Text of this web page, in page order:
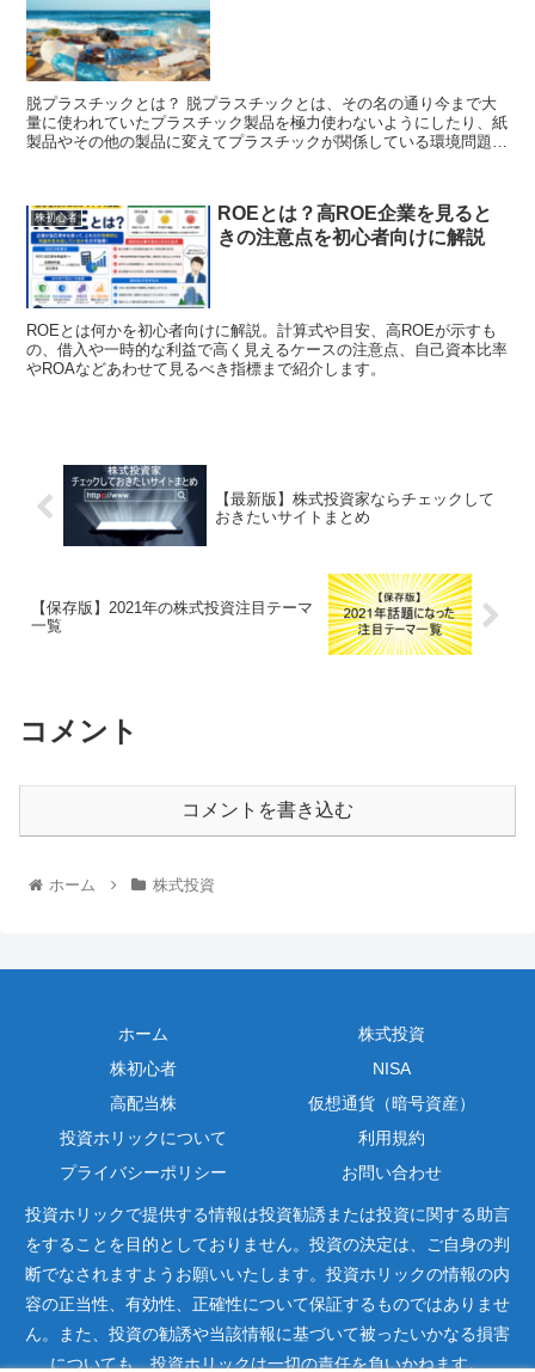
脱プラスチックとは？ 脱プラスチックとは、その名の通り今まで大
量に使われていたプラスチック製品を極力使わないようにしたり、紙
製品やその他の製品に変えてプラスチックが関係している環境問題な
株初心者
ROEとは？高ROE企業を見ると
きの注意点を初心者向けに解説
ROEとは何かを初心者向けに解説。計算式や目安、高ROEが示すも
の、借入や一時的な利益で高く見えるケースの注意点、自己資本比率
やROAなどあわせて見るべき指標まで紹介します。
【最新版】株式投資家ならチェックして
おきたいサイトまとめ
【保存版】2021年の株式投資注目テーマ
一覧
コメント
コメントを書き込む
ホーム 株式投資
ホーム
株式投資
株初心者
NISA
高配当株
仮想通貨（暗号資産）
投資ホリックについて
利用規約
プライバシーポリシー
お問い合わせ
投資ホリックで提供する情報は投資勧誘または投資に関する助言
をすることを目的としておりません。投資の決定は、ご自身の判
断でなされますようお願いいたします。投資ホリックの情報の内
容の正当性、有効性、正確性について保証するものではありませ
ん。また、投資の勧誘や当該情報に基づいて被ったいかなる損害
についても、投資ホリックは一切の責任を負いかねます。